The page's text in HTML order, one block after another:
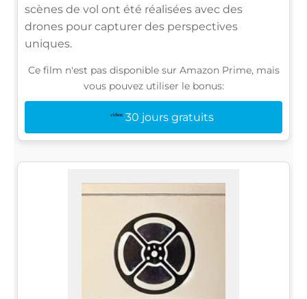
scènes de vol ont été réalisées avec des
drones pour capturer des perspectives
uniques.
Ce film n'est pas disponible sur Amazon Prime, mais
vous pouvez utiliser le bonus:
30 jours gratuits